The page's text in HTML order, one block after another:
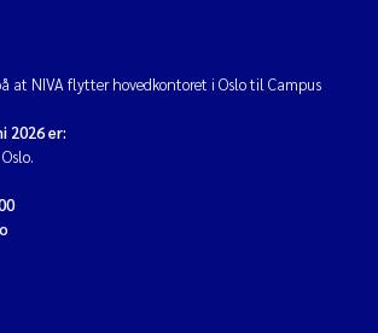
at NIVA flytter hovedkontoret i Oslo til Campus
2026 er: